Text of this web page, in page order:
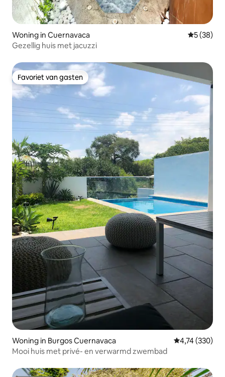
Woning in Cuernavaca
5 (38)
Gezellig huis met jacuzzi
Favoriet van gasten
Favoriet van gasten
Woning in Burgos Cuernavaca Gemiddelde
4,74 (330)
Mooi huis met privé- en verwarmd zwembad